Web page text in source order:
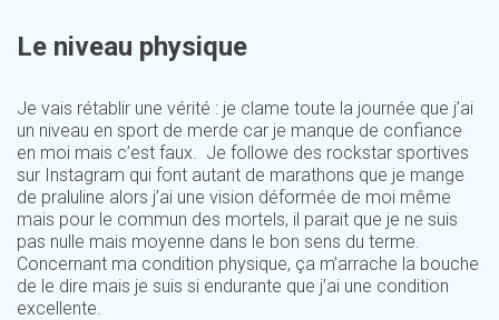
Le niveau physique
Je vais rétablir une vérité : je clame toute la journée que j’ai
un niveau en sport de merde car je manque de confiance
en moi mais c’est faux. Je followe des rockstar sportives
sur Instagram qui font autant de marathons que je mange
de praluline alors j’ai une vision déformée de moi même
mais pour le commun des mortels, il parait que je ne suis
pas nulle mais moyenne dans le bon sens du terme.
Concernant ma condition physique, ça m’arrache la bouche
de le dire mais je suis si endurante que j’ai une condition
excellente.